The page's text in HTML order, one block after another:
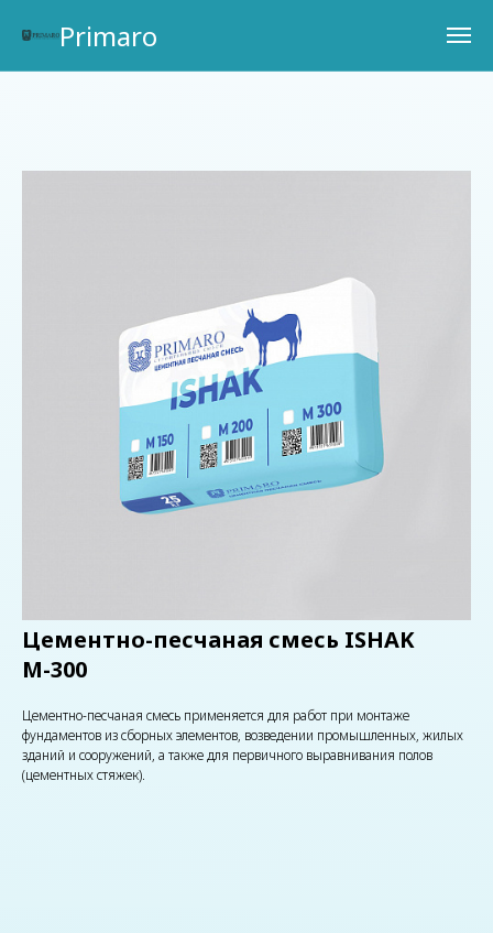
Primaro
Цементно-песчаная смесь ISHAK
М-300
Цементно-песчаная смесь применяется для работ при монтаже
фундаментов из сборных элементов, возведении промышленных, жилых
зданий и сооружений, а также для первичного выравнивания полов
(цементных стяжек).